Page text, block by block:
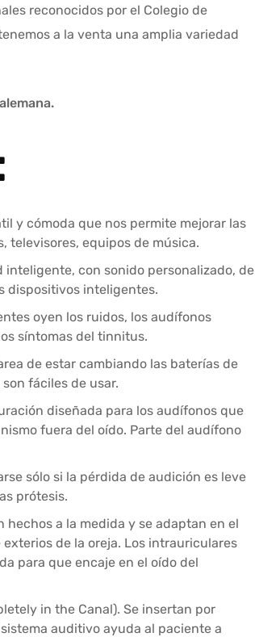
reconocidos por el Colegio de
a la venta una amplia variedad
y cómoda que nos permite mejorar las
televisores, equipos de música.
con sonido personalizado, de
dispositivos inteligentes.
oyen los ruidos, los audífonos
síntomas del tinnitus.
de estar cambiando las baterías de
fáciles de usar.
diseñada para los audífonos que
fuera del oído. Parte del audífono
sólo si la pérdida de audición es leve
prótesis.
hechos a la medida y se adaptan en el
de la oreja. Los intrauriculares
para que encaje en el oído del
in the Canal). Se insertan por
auditivo ayuda al paciente a